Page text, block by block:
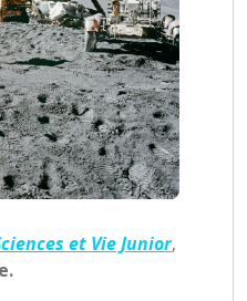
et Vie Junior,